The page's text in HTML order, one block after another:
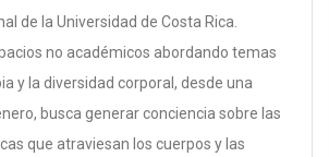
de la Universidad de Costa Rica.
no académicos abordando temas
y la diversidad corporal, desde una
busca generar conciencia sobre las
que atraviesan los cuerpos y las